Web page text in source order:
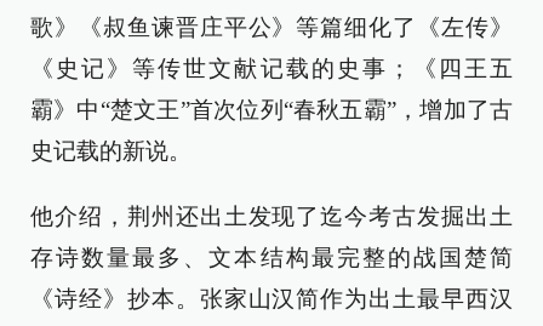
歌》《叔鱼谏晋庄平公》等篇细化了《左传》
《史记》等传世文献记载的史事；《四王五
霸》中“楚文王”首次位列“春秋五霸”，增加了古
史记载的新说。
他介绍，荆州还出土发现了迄今考古发掘出土
存诗数量最多、文本结构最完整的战国楚简
《诗经》抄本。张家山汉简作为出土最早西汉